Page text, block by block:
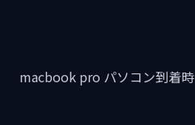
macbook pro パソコン到着時